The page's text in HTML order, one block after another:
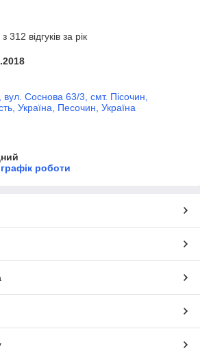
312 відгуків за рік
вул. Соснова 63/3, смт. Пісочин,
Україна, Песочин, Україна
роботи